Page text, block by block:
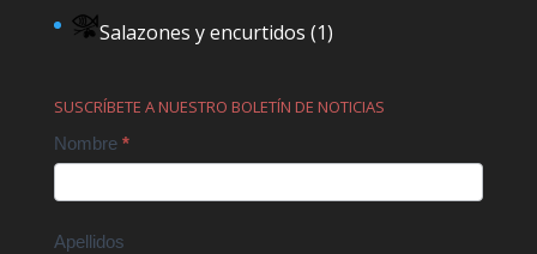
Salazones y encurtidos (1)
SUSCRÍBETE A NUESTRO BOLETÍN DE NOTICIAS
Contact
Nombre *
Apellidos